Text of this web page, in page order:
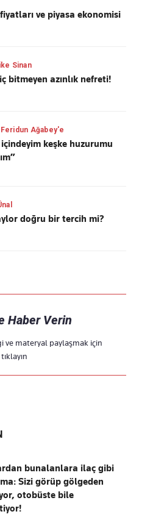
ve piyasa ekonomisi
Sinan
bitmeyen azınlık nefreti!
Ağabey'e
keşke huzurumu
doğru bir tercih mi?
Haber Verin
ve materyal paylaşmak için
tıklayın
bunalanlara ilaç gibi
Sizi görüp gölgeden
otobüste bile